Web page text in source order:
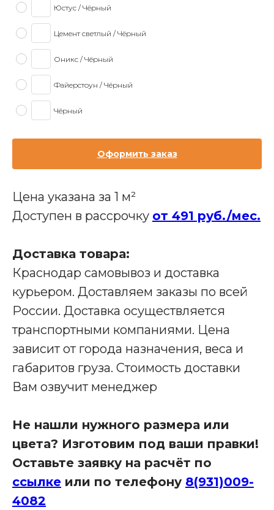
Юстус / Чёрный
Цемент светлый / Чёрный
Оникс / Чёрный
Файерстоун / Чёрный
Чёрный
Оформить заказ
Цена указана за 1 м²
Доступен в рассрочку от 491 руб./мес.
Доставка товара:
Краснодар самовывоз и доставка
курьером. Доставляем заказы по всей
России. Доставка осуществляется
транспортными компаниями. Цена
зависит от города назначения, веса и
габаритов груза. Стоимость доставки
Вам озвучит менеджер
Не нашли нужного размера или
цвета? Изготовим под ваши правки!
Оставьте заявку на расчёт по
ссылке или по телефону 8(931)009-
4082
Яндекс Карты
Яндекс Карты — транспорт, навигация, поиск мест
Производство мебели для бизнеса
Наши адреса:
Офис в Краснодаре:
г. Краснодар, улица Шоссе Нефтяников, д. 28,
ТЦ Ньютон, 2 этаж, кабинет 42
Связаться с нами:
seption.com
Заказать звонок